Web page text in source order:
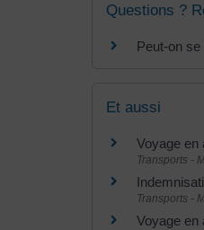
Questions ?
Peut-on
Et aussi
Voyage en
Transports -
Transports -
Voyage en